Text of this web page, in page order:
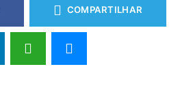
COMPARTILHAR